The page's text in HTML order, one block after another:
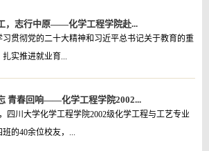
，志行中原——化学工程学院赴...
习贯彻党的二十大精神和习近平总书记关于教育的重
扎实推进就业育...
青春回响——化学工程学院2002...
四川大学化学工程学院2002级化学工程与工艺专业
的40余位校友，...